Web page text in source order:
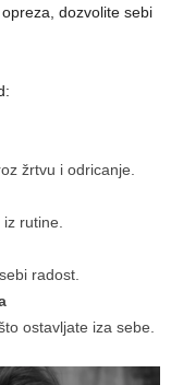
dozvolite sebi
žrtvu i odricanje.
rutine.
radost.
ostavljate iza sebe.